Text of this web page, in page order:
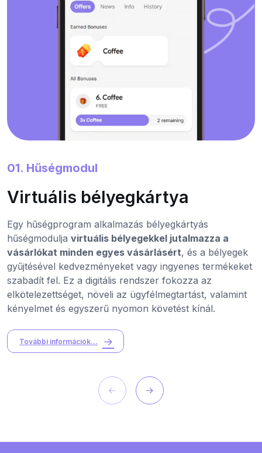
01. Hűségmodul
Virtuális bélyegkártya
Egy hűségprogram alkalmazás bélyegkártyás
hűségmodulja virtuális bélyegekkel jutalmazza a
vásárlókat minden egyes vásárlásért, és a bélyegek
gyűjtésével kedvezményeket vagy ingyenes termékeket
szabadít fel. Ez a digitális rendszer fokozza az
elkötelezettséget, növeli az ügyfélmegtartást, valamint
kényelmet és egyszerű nyomon követést kínál.
További információk...